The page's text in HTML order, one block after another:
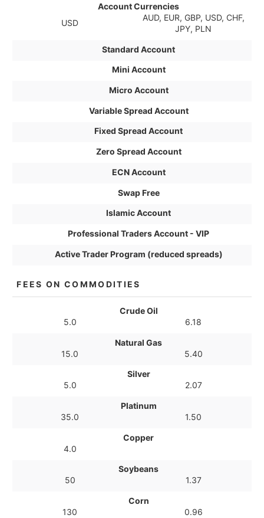
Account Currencies
USD
AUD, EUR, GBP, USD, CHF,
JPY, PLN
Standard Account
Mini Account
Micro Account
Variable Spread Account
Fixed Spread Account
Zero Spread Account
ECN Account
Swap Free
Islamic Account
Professional Traders Account - VIP
Active Trader Program (reduced spreads)
FEES ON COMMODITIES
Crude Oil
5.0
6.18
Natural Gas
15.0
5.40
Silver
5.0
2.07
Platinum
35.0
1.50
Copper
4.0
Soybeans
50
1.37
Corn
130
0.96